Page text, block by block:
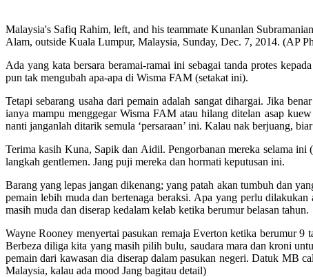
Malaysia's Safiq Rahim, left, and his teammate Kunanlan
Alam, outside Kuala Lumpur, Malaysia, Sunday, Dec. 7, 2014. (AP
Ada yang kata bersara beramai-ramai ini sebagai tanda protes
pun tak mengubah apa-apa di Wisma FAM (setakat ini).
Tetapi sebarang usaha dari pemain adalah sangat dihargai. Jika
ianya mampu menggegar Wisma FAM atau hilang ditelan asap
nanti janganlah ditarik semula ‘persaraan’ ini. Kalau nak berjuang,
Terima kasih Kuna, Sapik dan Aidil. Pengorbanan mereka selama ini
langkah gentlemen. Jang puji mereka dan hormati keputusan ini.
Barang yang lepas jangan dikenang; yang patah akan tumbuh dan
pemain lebih muda dan bertenaga beraksi. Apa yang perlu
masih muda dan diserap kedalam kelab ketika berumur belasan tahun.
Wayne Rooney menyertai pasukan remaja Everton ketika berumur
Berbeza diliga kita yang masih pilih bulu, saudara mara dan kroni
pemain dari kawasan dia diserap dalam pasukan negeri. Datuk MB
Malaysia, kalau ada mood Jang bagitau detail)